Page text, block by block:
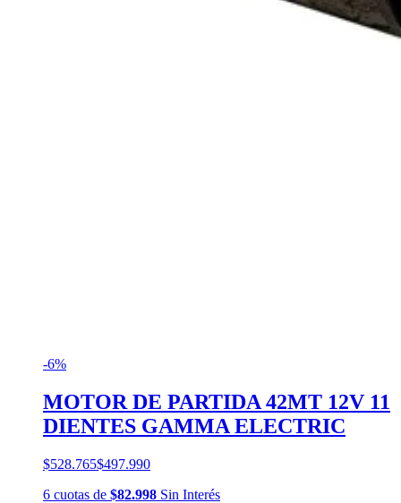
-6%
MOTOR DE PARTIDA 42MT 12V 11
DIENTES GAMMA ELECTRIC
$528.765$497.990
6 cuotas de $82.998 Sin Interés